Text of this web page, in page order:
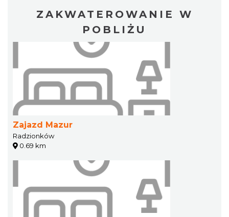
ZAKWATEROWANIE W
POBLIŻU
Zajazd Mazur
Radzionków
0.69 km